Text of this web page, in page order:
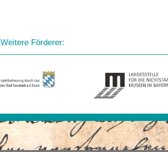
Weitere Förderer: